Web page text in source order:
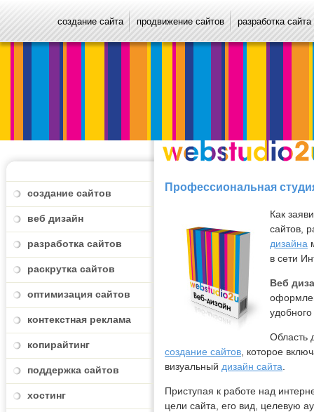
создание сайта продвижение сайтов разработка сайта
создание сайтов
веб дизайн
разработка сайтов
раскрутка сайтов
оптимизация сайтов
контекстная реклама
копирайтинг
поддержка сайтов
хостинг
Профессиональная
Как
сайтов,
дизайна
в сети
Веб
Область
создание сайтов , которое
визуальный дизайн сайта
Приступая к работе над
цели сайта, его вид, целевую